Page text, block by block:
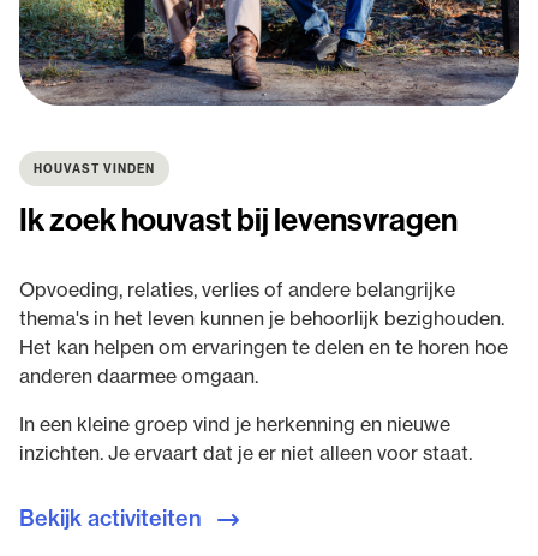
HOUVAST VINDEN
Ik zoek houvast bij levensvragen
Opvoeding, relaties, verlies of andere belangrijke
thema's in het leven kunnen je behoorlijk bezighouden.
Het kan helpen om ervaringen te delen en te horen hoe
anderen daarmee omgaan.
In een kleine groep vind je herkenning en nieuwe
inzichten. Je ervaart dat je er niet alleen voor staat.
Bekijk activiteiten